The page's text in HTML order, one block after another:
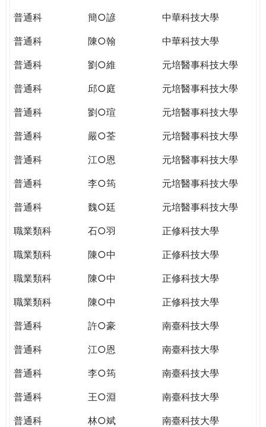
普通科
簡○諺
中華科技大學
普通科
陳○翰
中華科技大學
普通科
劉○維
元培醫事科技大學
普通科
邱○庭
元培醫事科技大學
普通科
劉○瑄
元培醫事科技大學
普通科
嚴○荃
元培醫事科技大學
普通科
江○恩
元培醫事科技大學
普通科
李○筠
元培醫事科技大學
普通科
魏○廷
元培醫事科技大學
職業類科
石○羽
正修科技大學
職業類科
陳○中
正修科技大學
職業類科
陳○中
正修科技大學
職業類科
陳○中
正修科技大學
普通科
許○豪
南臺科技大學
普通科
江○恩
南臺科技大學
普通科
李○筠
南臺科技大學
普通科
王○淵
南臺科技大學
普通科
林○斌
南臺科技大學